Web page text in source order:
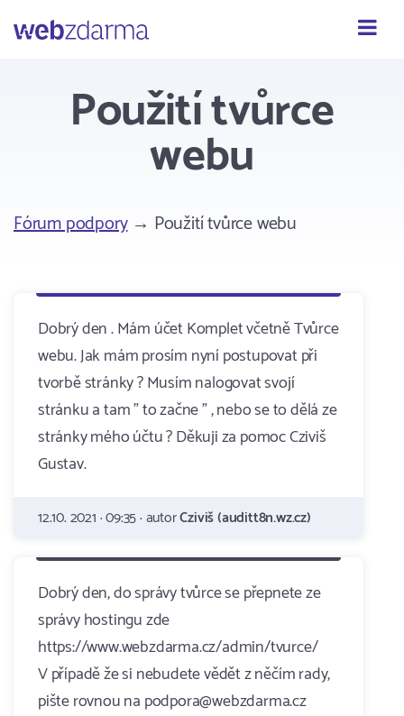
Webzdarma
Použití tvůrce
webu
Fórum podpory→ Použití tvůrce webu
Dobrý den . Mám účet Komplet včetně Tvůrce
webu. Jak mám prosím nyní postupovat při
tvorbě stránky ? Musím nalogovat svojí
stránku a tam " to začne " , nebo se to dělá ze
stránky mého účtu ? Děkuji za pomoc Cziviš
Gustav.
12.10. 2021 · 09:35 · autorCziviš (auditt8n.wz.cz)
Dobrý den, do správy tvůrce se přepnete ze
správy hostingu zde
https://www.webzdarma.cz/admin/tvurce/
V případě že si nebudete vědět z něčím rady,
pište rovnou na podpora@webzdarma.cz